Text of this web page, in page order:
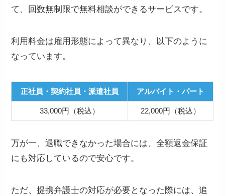
て、回数無制限で無料相談ができるサービスです。
利用料金は雇用形態によって異なり、以下のように
なっています。
正社員・契約社員・派遣社員 アルバイト・パート
33,000円（税込） 22,000円（税込）
万が一、退職できなかった場合には、全額返金保証
にも対応しているので安心です。
ただ、提携弁護士の対応が必要となった際には、追